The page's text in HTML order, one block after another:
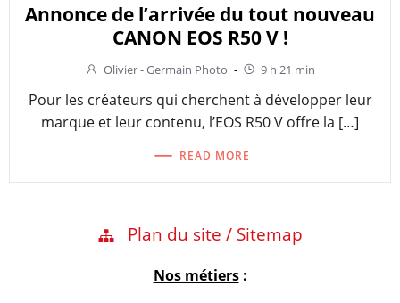
Annonce de l’arrivée du tout nouveau
CANON EOS R50 V !
Olivier - Germain Photo - 9 h 21 min
Pour les créateurs qui cherchent à développer leur
marque et leur contenu, l’EOS R50 V offre la […]
READ MORE
Plan du site / Sitemap
Nos métiers: